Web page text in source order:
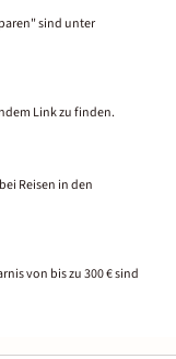
sind unter
Link zu finden.
Reisen in den
von bis zu 300 € sind